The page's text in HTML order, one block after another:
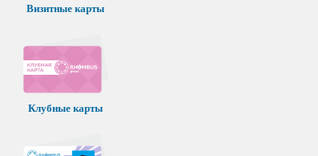
Визитные карты
Клубные карты